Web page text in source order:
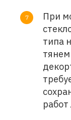
При
типа